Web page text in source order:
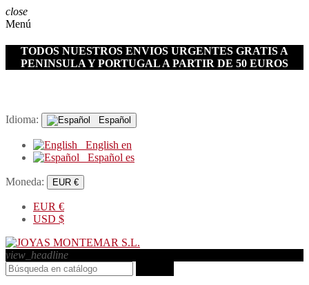
close
Menú
TODOS NUESTROS ENVIOS URGENTES GRATIS A
PENINSULA Y PORTUGAL A PARTIR DE 50 EUROS
Idioma: Español
English en
Español es
Moneda: EUR €
EUR €
USD $
view_headline